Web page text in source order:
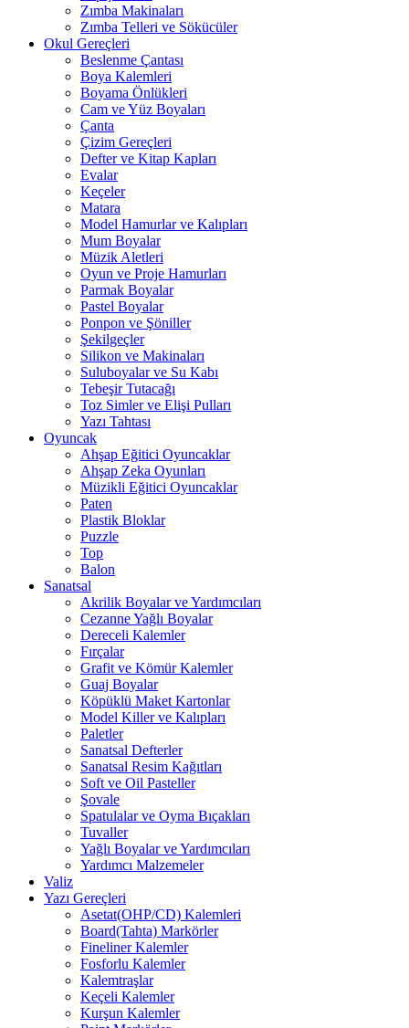
Zımba Makinaları
Zımba Telleri ve Sökücüler
Okul Gereçleri
Beslenme Çantası
Boya Kalemleri
Boyama Önlükleri
Cam ve Yüz Boyaları
Çanta
Çizim Gereçleri
Defter ve Kitap Kapları
Evalar
Keçeler
Matara
Model Hamurlar ve Kalıpları
Mum Boyalar
Müzik Aletleri
Oyun ve Proje Hamurları
Parmak Boyalar
Pastel Boyalar
Ponpon ve Şöniller
Şekilgeçler
Silikon ve Makinaları
Suluboyalar ve Su Kabı
Tebeşir Tutacağı
Toz Simler ve Elişi Pulları
Yazı Tahtası
Oyuncak
Ahşap Eğitici Oyuncaklar
Ahşap Zeka Oyunları
Müzikli Eğitici Oyuncaklar
Paten
Plastik Bloklar
Puzzle
Top
Balon
Sanatsal
Akrilik Boyalar ve Yardımcıları
Cezanne Yağlı Boyalar
Dereceli Kalemler
Fırçalar
Grafit ve Kömür Kalemler
Guaj Boyalar
Köpüklü Maket Kartonlar
Model Killer ve Kalıpları
Paletler
Sanatsal Defterler
Sanatsal Resim Kağıtları
Soft ve Oil Pasteller
Şovale
Spatulalar ve Oyma Bıçakları
Tuvaller
Yağlı Boyalar ve Yardımcıları
Yardımcı Malzemeler
Valiz
Yazı Gereçleri
Asetat(OHP/CD) Kalemleri
Board(Tahta) Markörler
Fineliner Kalemler
Fosforlu Kalemler
Kalemtraşlar
Keçeli Kalemler
Kurşun Kalemler